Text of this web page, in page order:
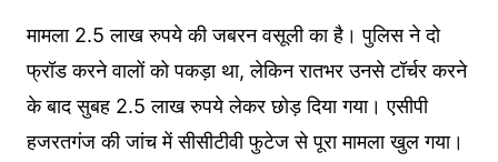
मामला 2.5 लाख रुपये की जबरन वसूली का है। पुलिस ने दो
फ्रॉड करने वालों को पकड़ा था, लेकिन रातभर उनसे टॉर्चर करने
के बाद सुबह 2.5 लाख रुपये लेकर छोड़ दिया गया। एसीपी
हजरतगंज की जांच में सीसीटीवी फुटेज से पूरा मामला खुल गया।